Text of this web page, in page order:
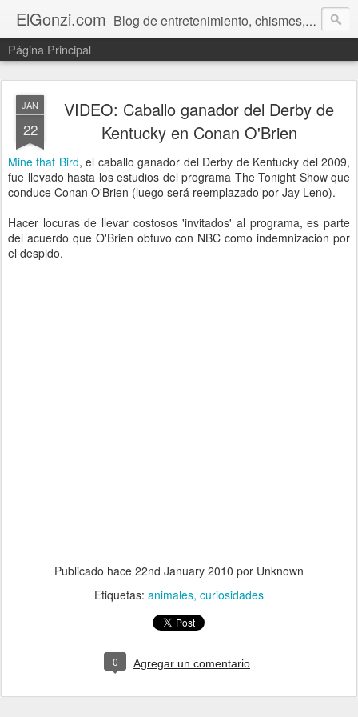
ElGonzi.com Blog de entretenimiento, chismes, humor, farándula, curiosidades, ovnis, noticias calientes, fotos, videos, paranormal y ¡más!
Página Principal
JAN
22
VIDEO: Caballo ganador del Derby de
Kentucky en Conan O'Brien
Mine that Bird, el caballo ganador del Derby de Kentucky del 2009,
fue llevado hasta los estudios del programa The Tonight Show que
conduce Conan O'Brien (luego será reemplazado por Jay Leno).
Hacer locuras de llevar costosos 'invitados' al programa, es parte
del acuerdo que O'Brien obtuvo con NBC como indemnización por
el despido.
Publicado hace 22nd January 2010 por Unknown
Etiquetas: animales curiosidades
0 Agregar un comentario